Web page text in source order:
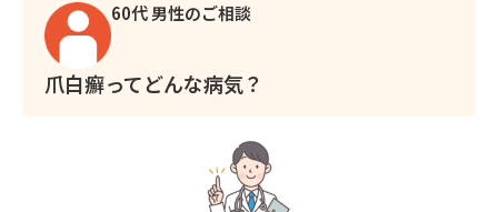
60代 男性のご相談
爪白癬ってどんな病気？